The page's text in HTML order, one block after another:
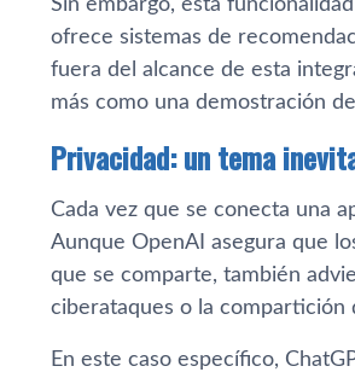
Sin embargo, esta
ofrece sistemas de
fuera del alcance de esta
más como una demostración
Privacidad: un tema
Cada vez que se conecta una
Aunque OpenAI asegura que
que se comparte, también
ciberataques o la compartición
En este caso específico,